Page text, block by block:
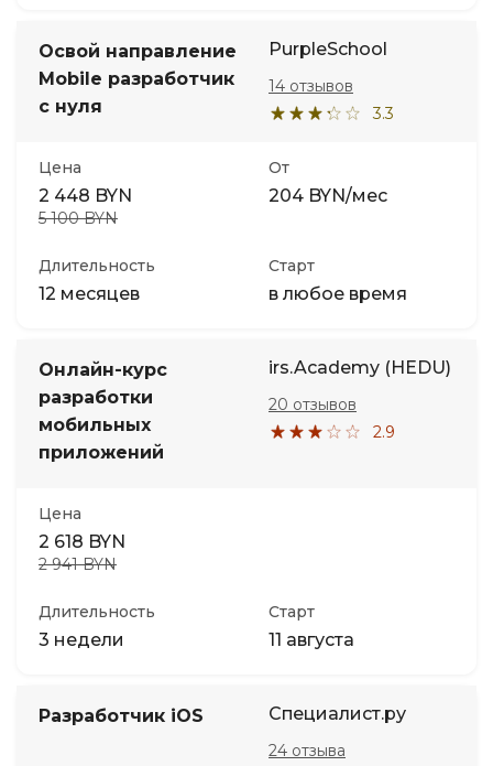
Освой направление
Mobile разработчик
с нуля
PurpleSchool
3.3
14 отзывов
Цена
2 448 BYN
5 100 BYN
От
204 BYN/мес
Длительность
12 месяцев
Старт
в любое время
Онлайн-курс
разработки
мобильных
приложений
irs.Academy (HEDU)
2.9
20 отзывов
Цена
2 618 BYN
2 941 BYN
Длительность
3 недели
Старт
11 августа
Разработчик iOS Специалист.ру
24 отзыва